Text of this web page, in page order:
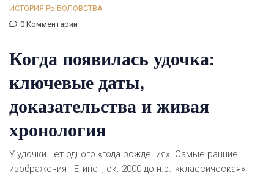
ИСТОРИЯ РЫБОЛОВСТВА
0 Комментарии
Когда появилась удочка:
ключевые даты,
доказательства и живая
хронология
У удочки нет одного «года рождения». Самые ранние
изображения - Египет, ок. 2000 до н.э.; «классическая»